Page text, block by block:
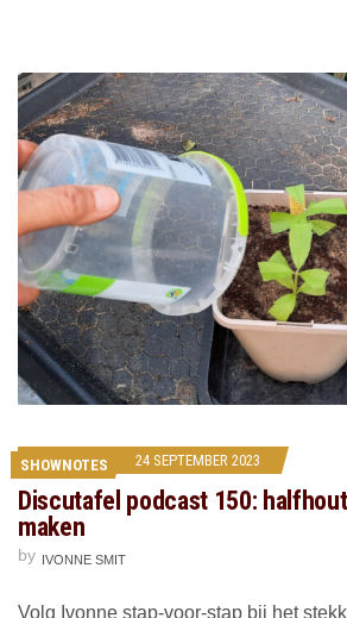
SHOWNOTES 24 SEPTEMBER 2023
Discutafel podcast 150:
maken
by IVONNE SMIT
Volg Ivonne stap-voor-stap bij het